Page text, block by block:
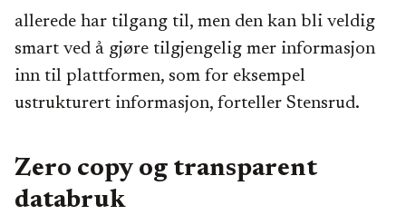
allerede har tilgang til, men den kan bli veldig
smart ved å gjøre tilgjengelig mer informasjon
inn til plattformen, som for eksempel
ustrukturert informasjon, forteller Stensrud.
Zero copy og transparent
databruk